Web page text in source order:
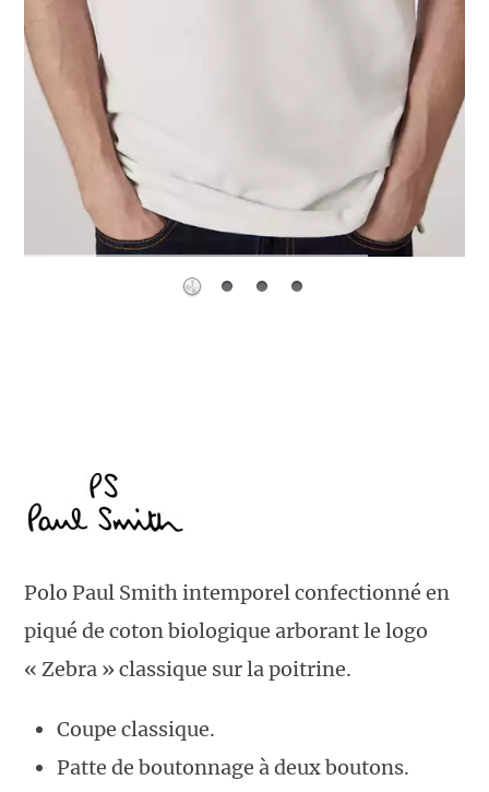
Polo Paul Smith intemporel confectionné en
piqué de coton biologique arborant le logo
« Zebra » classique sur la poitrine.
Coupe classique.
Patte de boutonnage à deux boutons.